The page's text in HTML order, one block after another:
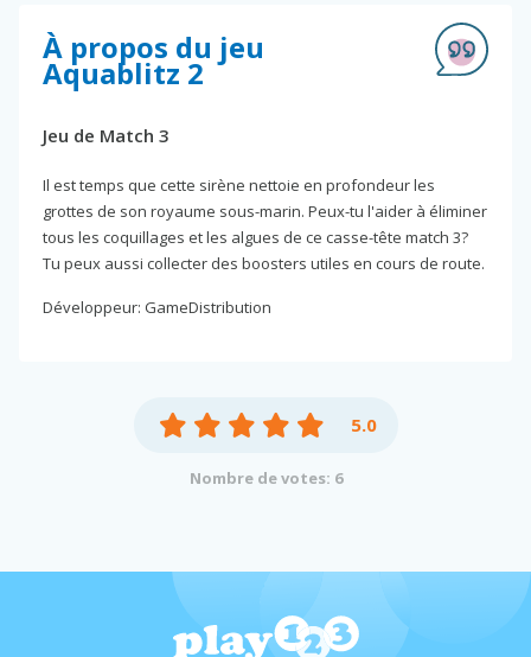
À propos du jeu
Aquablitz 2
Jeu de Match 3
Il est temps que cette sirène nettoie en profondeur les
grottes de son royaume sous-marin. Peux-tu l'aider à éliminer
tous les coquillages et les algues de ce casse-tête match 3?
Tu peux aussi collecter des boosters utiles en cours de route.
Développeur: GameDistribution
5.0
Nombre de votes: 6